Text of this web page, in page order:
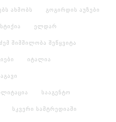
ახმობს გოგირდის აუზები
ელდარ
შიმშილობა შეწყვიტა
იტალია
სააგენტო
სკვერი სამტრედიაში